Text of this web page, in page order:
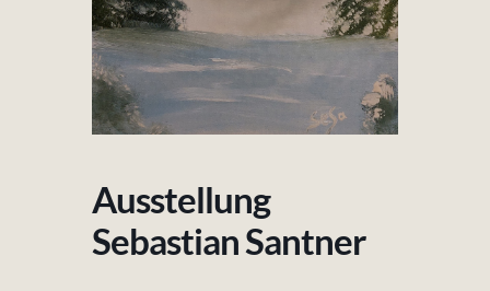
Ausstellung
Sebastian Santner